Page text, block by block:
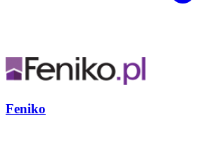
Feniko